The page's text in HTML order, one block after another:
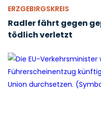
ERZGEBIRGSKREIS
Radler fährt gegen
tödlich verletzt